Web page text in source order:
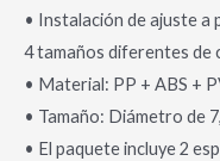
• Instalación de ajuste a
4 tamaños diferentes de
• Material: PP + ABS +
• Tamaño: Diámetro de
• El paquete incluye 2